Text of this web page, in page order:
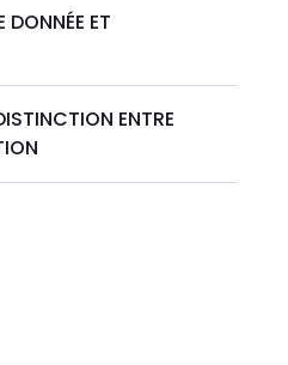
ET
ENTRE